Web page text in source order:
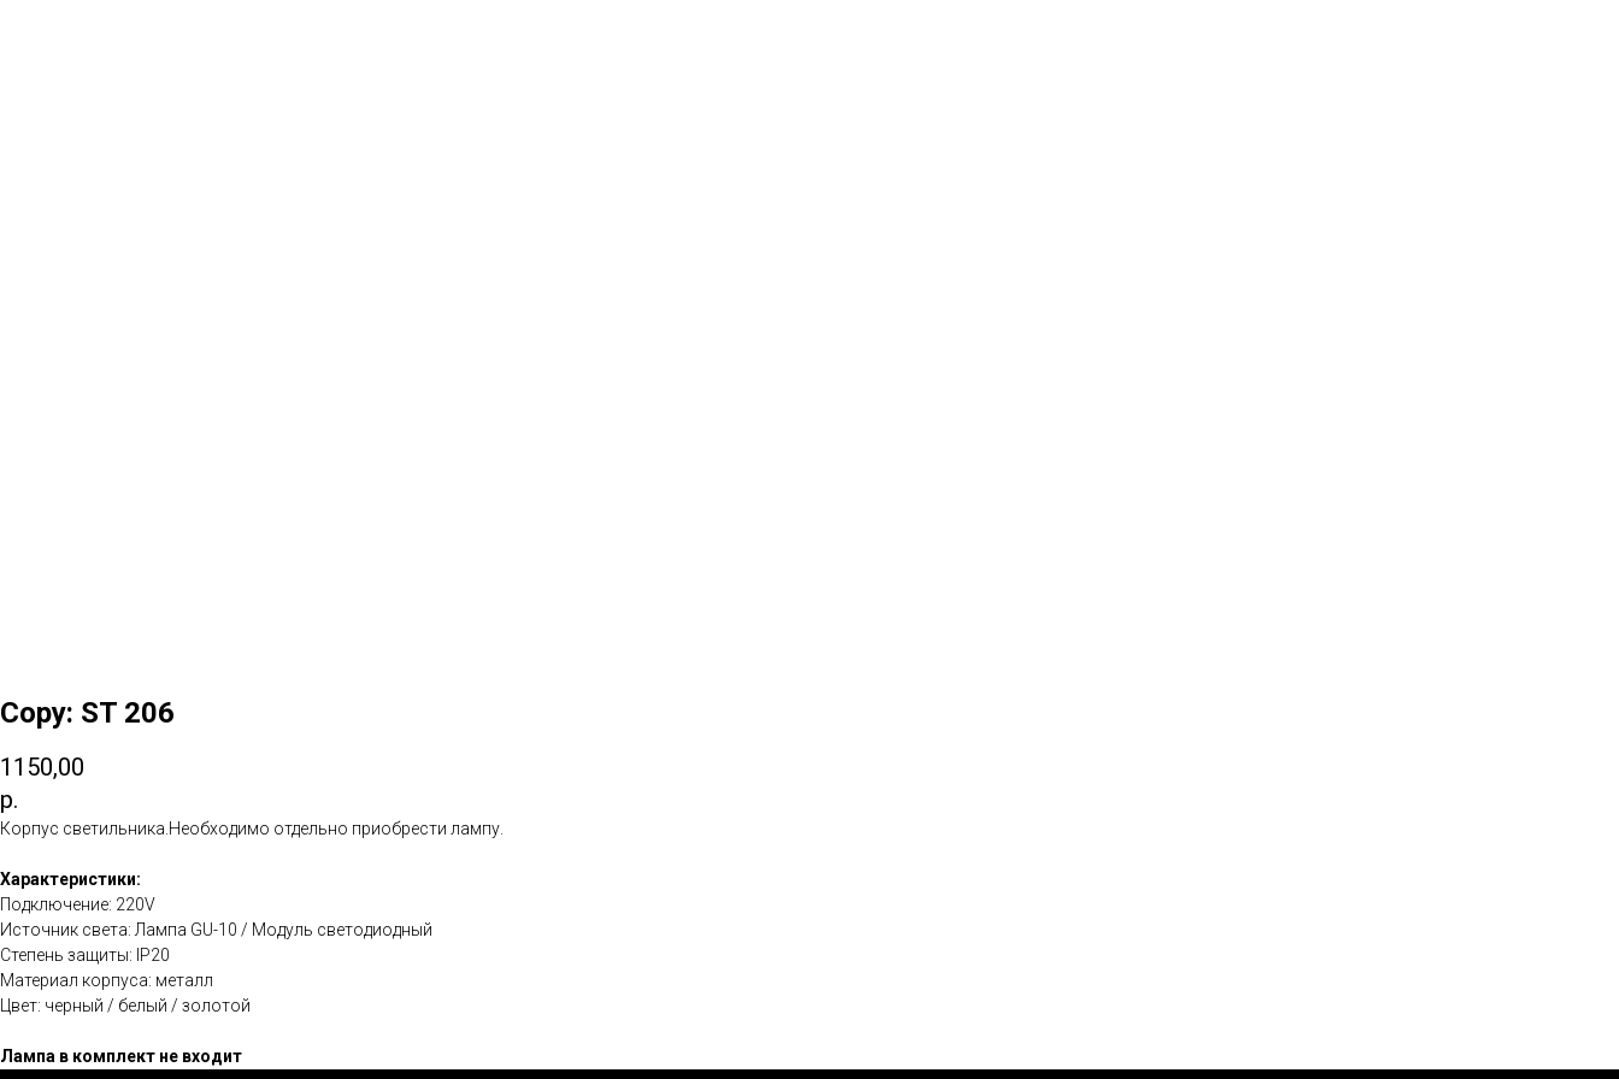
Copy: ST 206
1150,00
р.
Корпус светильника.Необходимо отдельно приобрести лампу.
Характеристики:
Подключение: 220V
Источник света: Лампа GU-10 / Модуль светодиодный
Степень защиты: IP20
Материал корпуса: металл
Цвет: черный / белый / золотой
Лампа в комплект не входит